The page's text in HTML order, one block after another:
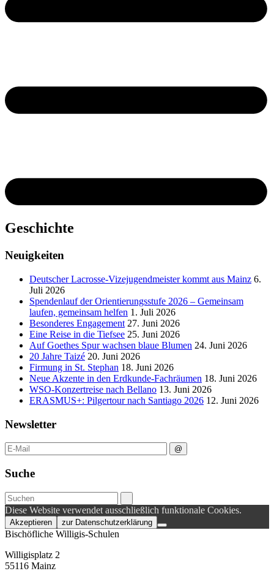
Geschichte
Neuigkeiten
Deutscher Lacrosse-Vizejugendmeister kommt aus Mainz 6.
Juli 2026
Spendenlauf der Orientierungsstufe 2026 – Gemeinsam
laufen, gemeinsam helfen 1. Juli 2026
Besonderes Engagement 27. Juni 2026
Eine Reise in die Tiefsee 25. Juni 2026
Auf Goethes Spur wachsen blaue Blumen 24. Juni 2026
20 Jahre Taizé 20. Juni 2026
Firmung in St. Stephan 18. Juni 2026
Neue Akzente in den Erdkunde‑Fachräumen 18. Juni 2026
WSO-Konzertreise nach Bellano 13. Juni 2026
ERASMUS+: Pilgertour nach Santiago 2026 12. Juni 2026
Newsletter
Suche
Diese Website verwendet ausschließlich funktionale Cookies.
Akzeptieren zur Datenschutzerklärung
Bischöfliche Willigis-Schulen
Willigisplatz 2
55116 Mainz